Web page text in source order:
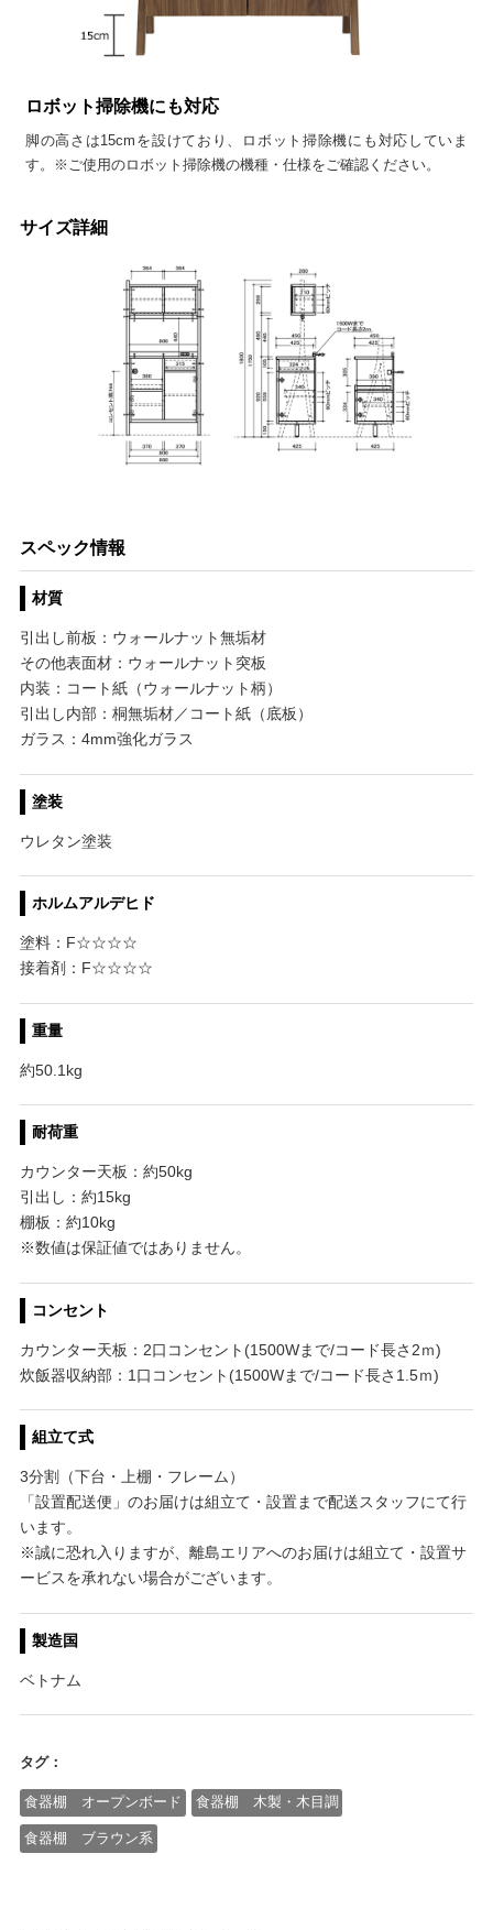
ロボット掃除機にも対応
脚の高さは15cmを設けており、ロボット掃除機にも対応していま
す。※ご使用のロボット掃除機の機種・仕様をご確認ください。
サイズ詳細
スペック情報
材質
引出し前板：ウォールナット無垢材
その他表面材：ウォールナット突板
内装：コート紙（ウォールナット柄）
引出し内部：桐無垢材／コート紙（底板）
ガラス：4mm強化ガラス
塗装
ウレタン塗装
ホルムアルデヒド
塗料：F☆☆☆☆
接着剤：F☆☆☆☆
重量
約50.1kg
耐荷重
カウンター天板：約50kg
引出し：約15kg
棚板：約10kg
※数値は保証値ではありません。
コンセント
カウンター天板：2口コンセント(1500Wまで/コード長さ2ｍ)
炊飯器収納部：1口コンセント(1500Wまで/コード長さ1.5ｍ)
組立て式
3分割（下台・上棚・フレーム）
「設置配送便」のお届けは組立て・設置まで配送スタッフにて行
います。
※誠に恐れ入りますが、離島エリアへのお届けは組立て・設置サ
ービスを承れない場合がございます。
製造国
ベトナム
タグ：
食器棚 オープンボード 食器棚 木製・木目調
食器棚 ブラウン系